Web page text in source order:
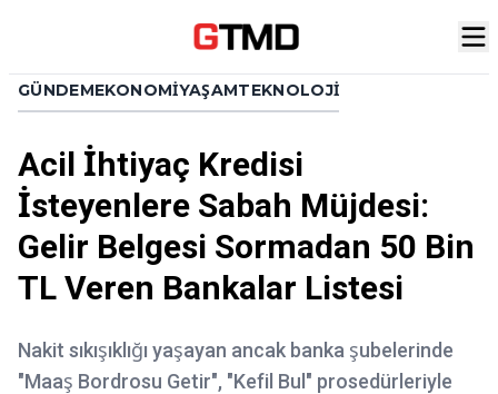
GÜNDEMEKONOMIYAŞAMTEKNOLOJI
Acil İhtiyaç Kredisi
İsteyenlere Sabah Müjdesi:
Gelir Belgesi Sormadan 50 Bin
TL Veren Bankalar Listesi
Nakit sıkışıklığı yaşayan ancak banka şubelerinde
"Maaş Bordrosu Getir", "Kefil Bul" prosedürleriyle